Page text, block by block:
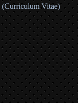
(Curriculum Vitae)